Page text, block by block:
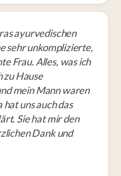
ayurvedischen
sehr unkomplizierte,
Frau. Alles, was ich
zu Hause
mein Mann waren
uns auch das
Sie hat mir den
Dank und